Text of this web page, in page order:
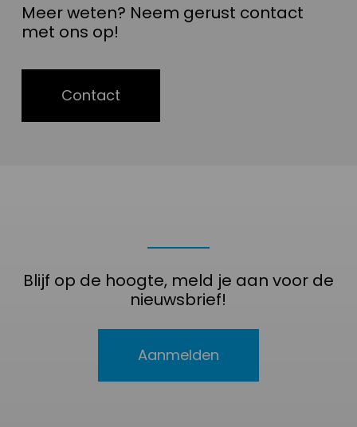
Meer weten? Neem gerust contact
met ons op!
Contact
Blijf op de hoogte, meld je aan voor de
nieuwsbrief!
Aanmelden